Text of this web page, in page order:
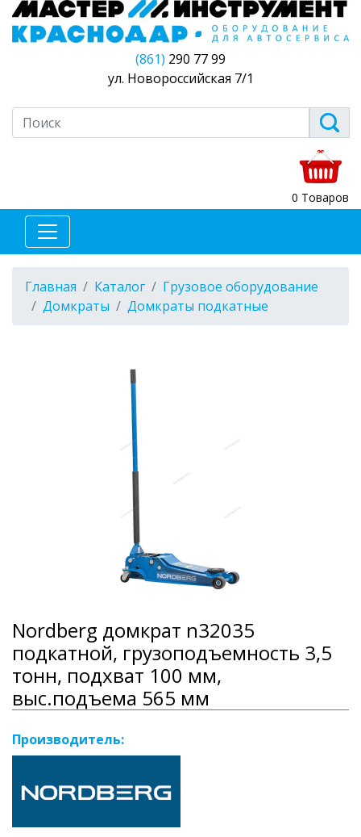
(861) 290 77 99
ул. Новороссийская 7/1
0 Товаров
Главная Каталог
Грузовое оборудование
Домкраты
Домкраты подкатные
Nordberg домкрат n32035
подкатной, грузоподъемность 3,5
тонн, подхват 100 мм,
выс.подъема 565 мм
Производитель: